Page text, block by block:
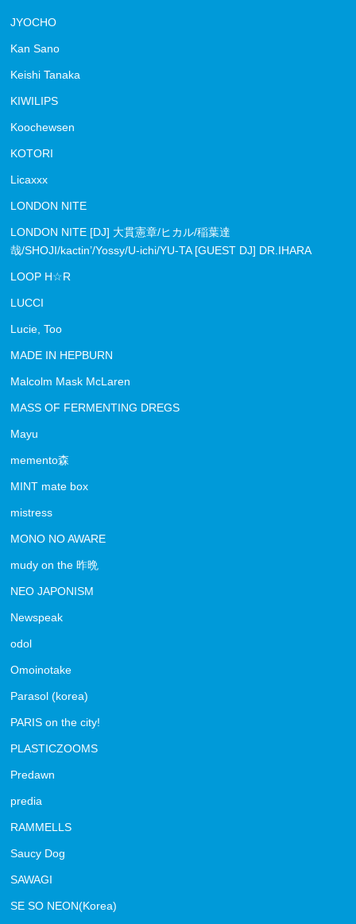
JYOCHO
Kan Sano
Keishi Tanaka
KIWILIPS
Koochewsen
KOTORI
Licaxxx
LONDON NITE
LONDON NITE [DJ] 大貫憲章/ヒカル/稲葉達
哉/SHOJI/kactin’/Yossy/U-ichi/YU-TA [GUEST DJ] DR.IHARA
LOOP H☆R
LUCCI
Lucie, Too
MADE IN HEPBURN
Malcolm Mask McLaren
MASS OF FERMENTING DREGS
Mayu
memento森
MINT mate box
mistress
MONO NO AWARE
mudy on the 昨晩
NEO JAPONISM
Newspeak
odol
Omoinotake
Parasol (korea)
PARIS on the city!
PLASTICZOOMS
Predawn
predia
RAMMELLS
Saucy Dog
SAWAGI
SE SO NEON(Korea)